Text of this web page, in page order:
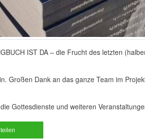
IST DA – die Frucht des letzten
Großen Dank an das ganze Team im
Gottesdienste und weiteren
teilen